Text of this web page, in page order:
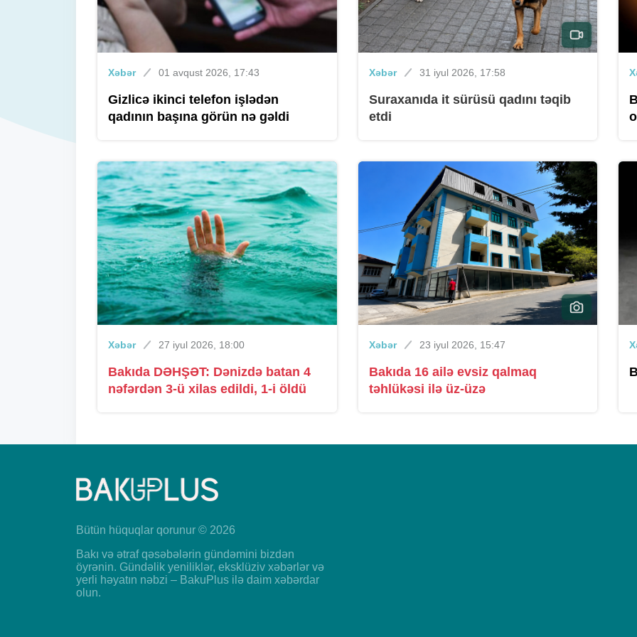
Xəbər 01 avqust 2026, 17:43
Gizlicə ikinci telefon işlədən
qadının başına görün nə gəldi
Xəbər 31 iyul 2026, 17:58
Suraxanıda it sürüsü qadını təqib
etdi
Xəbər 27 iyul 2026, 18:00
Bakıda DƏHŞƏT: Dənizdə batan 4
nəfərdən 3-ü xilas edildi, 1-i öldü
Xəbər 23 iyul 2026, 15:47
Bakıda 16 ailə evsiz qalmaq
təhlükəsi ilə üz-üzə
Bütün hüquqlar qorunur © 2026
Bakı və ətraf qəsəbələrin gündəmini bizdən
öyrənin. Gündəlik yeniliklər, eksklüziv xəbərlər və
yerli həyatın nəbzi – BakuPlus ilə daim xəbərdar
olun.